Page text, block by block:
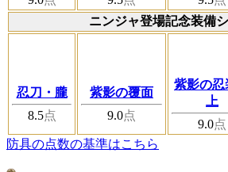
ニンジャ登場記念装備
忍刀・朧
8.5点
紫影の覆面
9.0点
紫影の忍
上
9.0点
防具の点数の基準はこちら